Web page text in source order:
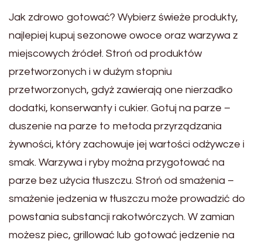
Jak zdrowo gotować? Wybierz świeże produkty,
najlepiej kupuj sezonowe owoce oraz warzywa z
miejscowych źródeł. Stroń od produktów
przetworzonych i w dużym stopniu
przetworzonych, gdyż zawierają one nierzadko
dodatki, konserwanty i cukier. Gotuj na parze –
duszenie na parze to metoda przyrządzania
żywności, który zachowuje jej wartości odżywcze i
smak. Warzywa i ryby można przygotować na
parze bez użycia tłuszczu. Stroń od smażenia –
smażenie jedzenia w tłuszczu może prowadzić do
powstania substancji rakotwórczych. W zamian
możesz piec, grillować lub gotować jedzenie na